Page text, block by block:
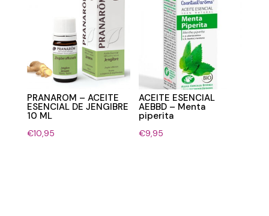
PRANAROM – ACEITE
ESENCIAL DE JENGIBRE
10 ML
€10,95
ACEITE ESENCIAL
AEBBD – Menta
piperita
€9,95